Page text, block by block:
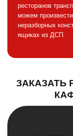
ресторанов
можем
неразборных
ящиках из ДСП.
ЗАКАЗАТЬ